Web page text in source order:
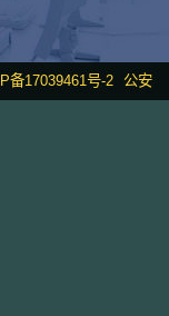
备17039461号-2
公安